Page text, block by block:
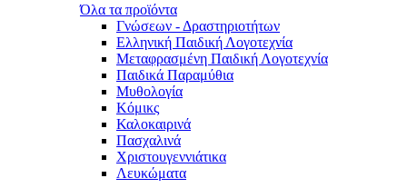
Όλα τα προϊόντα
Γνώσεων - Δραστηριοτήτων
Ελληνική Παιδική Λογοτεχνία
Μεταφρασμένη Παιδική Λογοτεχνία
Παιδικά Παραμύθια
Μυθολογία
Κόμικς
Καλοκαιρινά
Πασχαλινά
Χριστουγεννιάτικα
Λευκώματα